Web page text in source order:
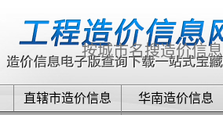
直辖市造价信息 华南造价信息